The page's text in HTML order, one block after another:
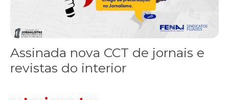
Assinada nova CCT de jornais e
revistas do interior